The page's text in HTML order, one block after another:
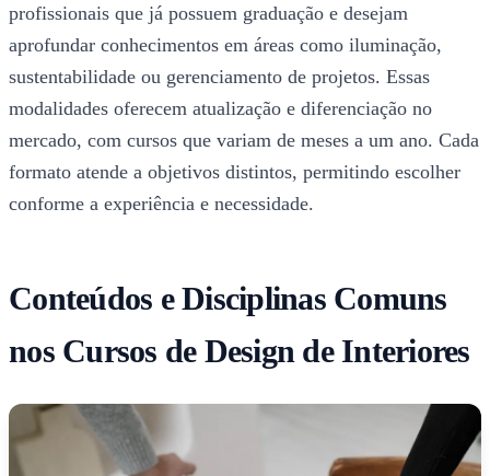
profissionais que já possuem graduação e desejam
aprofundar conhecimentos em áreas como iluminação,
sustentabilidade ou gerenciamento de projetos. Essas
modalidades oferecem atualização e diferenciação no
mercado, com cursos que variam de meses a um ano. Cada
formato atende a objetivos distintos, permitindo escolher
conforme a experiência e necessidade.
Conteúdos e Disciplinas Comuns
nos Cursos de Design de Interiores